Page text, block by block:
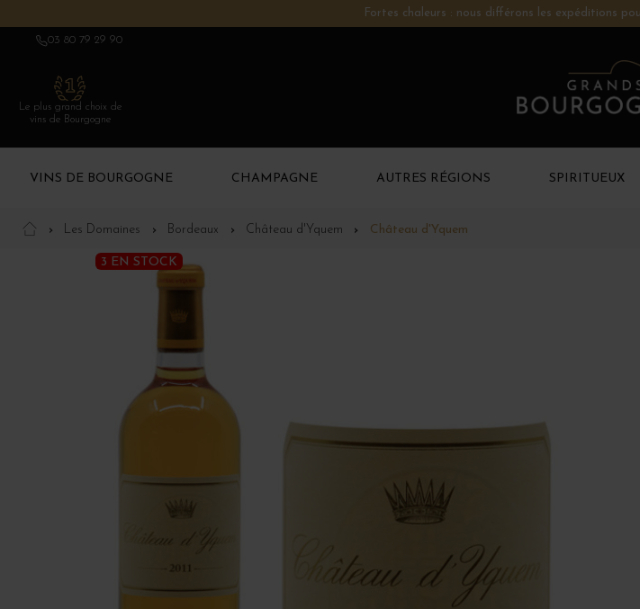
Fortes chaleurs : nous différons les expéditions
03 80 79 29 90
Le plus grand choix de
vins de Bourgogne
VINS DE BOURGOGNE CHAMPAGNE AUTRES RÉGIONS SPIRITUEUX
Les Domaines Bordeaux Château d'Yquem Château d'Yquem
3 EN STOCK